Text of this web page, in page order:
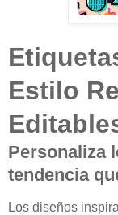
Estilo
Personaliza
tendencia
Los diseños